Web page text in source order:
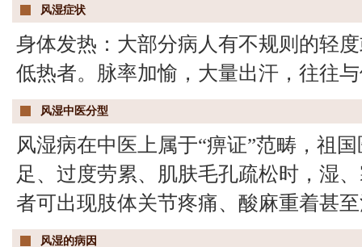
风湿症状
身体发热：大部分病人有不规则的轻
低热者。脉率加愉，大量出汗，往往
风湿中医分型
风湿病在中医上属于“痹证”范畴，祖
足、过度劳累、肌肤毛孔疏松时，湿
者可出现肢体关节疼痛、酸麻重着甚
风湿的病因